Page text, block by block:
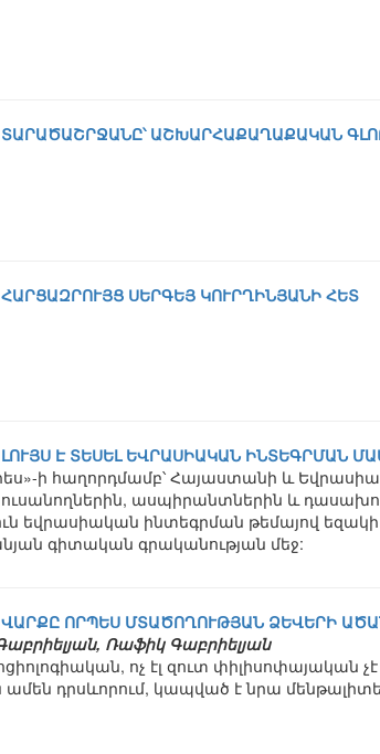
ՏԱՐԱԾԱՇՐՋԱՆԸ՝ ԱՇԽԱՐՀԱՔԱՂԱՔԱԿԱՆ
ՀԱՐՑԱԶՐՈՒՅՑ ՍԵՐԳԵՅ ԿՈՒՐՂԻՆՅԱՆԻ ՀԵՏ
ԼՈՒՅՍ Է ՏԵՍԵԼ ԵՎՐԱՍԻԱԿԱՆ ԻՆՏԵԳՐՄԱՆ
ի հաղորդմամբ՝ Հայաստանի և
ուսանողներին, ասպիրանտներին և
եվրասիական ինտեգրման թեմայով եզակի
գիտական գրականության մեջ:
ՎԱՐՔԸ ՈՐՊԵՍ ՄՏԱԾՈՂՈՒԹՅԱՆ ՁԵՎԵՐԻ
Ռաֆիկ Գաբրիելյան
ոչ էլ զուտ փիլիսոփայական
ամեն դրսևորում, կապված է նրա